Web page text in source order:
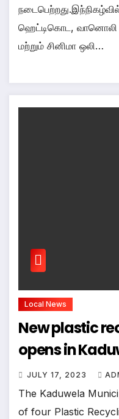
ஹெட்டிகொட, வானொலி
மற்றும் சினிமா ஒலி…
Local News
New plastic
opens in
JULY 17, 2023
The Kaduwela
of four Plastic